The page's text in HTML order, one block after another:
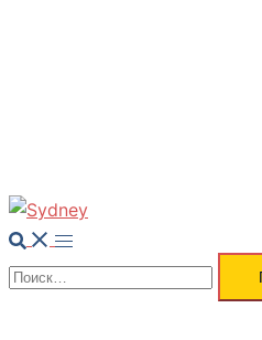
ПоискПереключатель
меню
Найти: